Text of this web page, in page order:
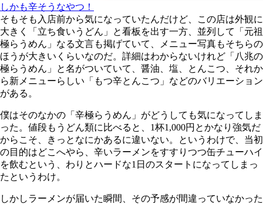
しかも辛そうなやつ！
そもそも入店前から気になっていたんだけど、この店は外観に
大きく「立ち食いうどん」と看板を出す一方、並列して「元祖
極らうめん」なる文言も掲げていて、メニュー写真もそちらの
ほうが大きいくらいなのだ。詳細はわからないけれど「八兆の
極らうめん」と名がついていて、醤油、塩、とんこつ、それか
ら新メニューらしい「もつ辛とんこつ」などのバリエーション
がある。
僕はそのなかの「辛極らうめん」がどうしても気になってしま
った。値段もうどん類に比べると、1杯1,000円とかなり強気だ
からこそ、きっとなにかあるに違いない。というわけで、当初
の目的はどこへやら、辛いラーメンをすすりつつ缶チューハイ
を飲むという、わりとハードな1日のスタートになってしまっ
たというわけ。
しかしラーメンが届いた瞬間、その予感が間違っていなかった